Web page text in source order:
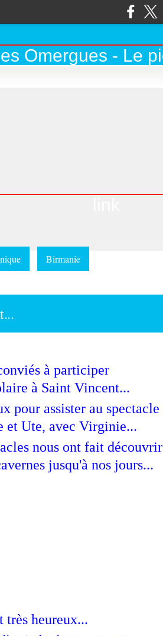
Birmanie
à participer
à Saint Vincent...
pour assister au spectacle
et Ute, avec Virginie...
nous ont fait découvrir
jusqu'à nos jours...
très heureux...